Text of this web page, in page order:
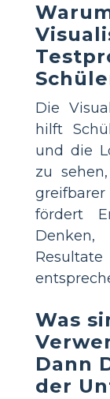
Die
hilft
und die
zu
fördert
Was
Dann
der